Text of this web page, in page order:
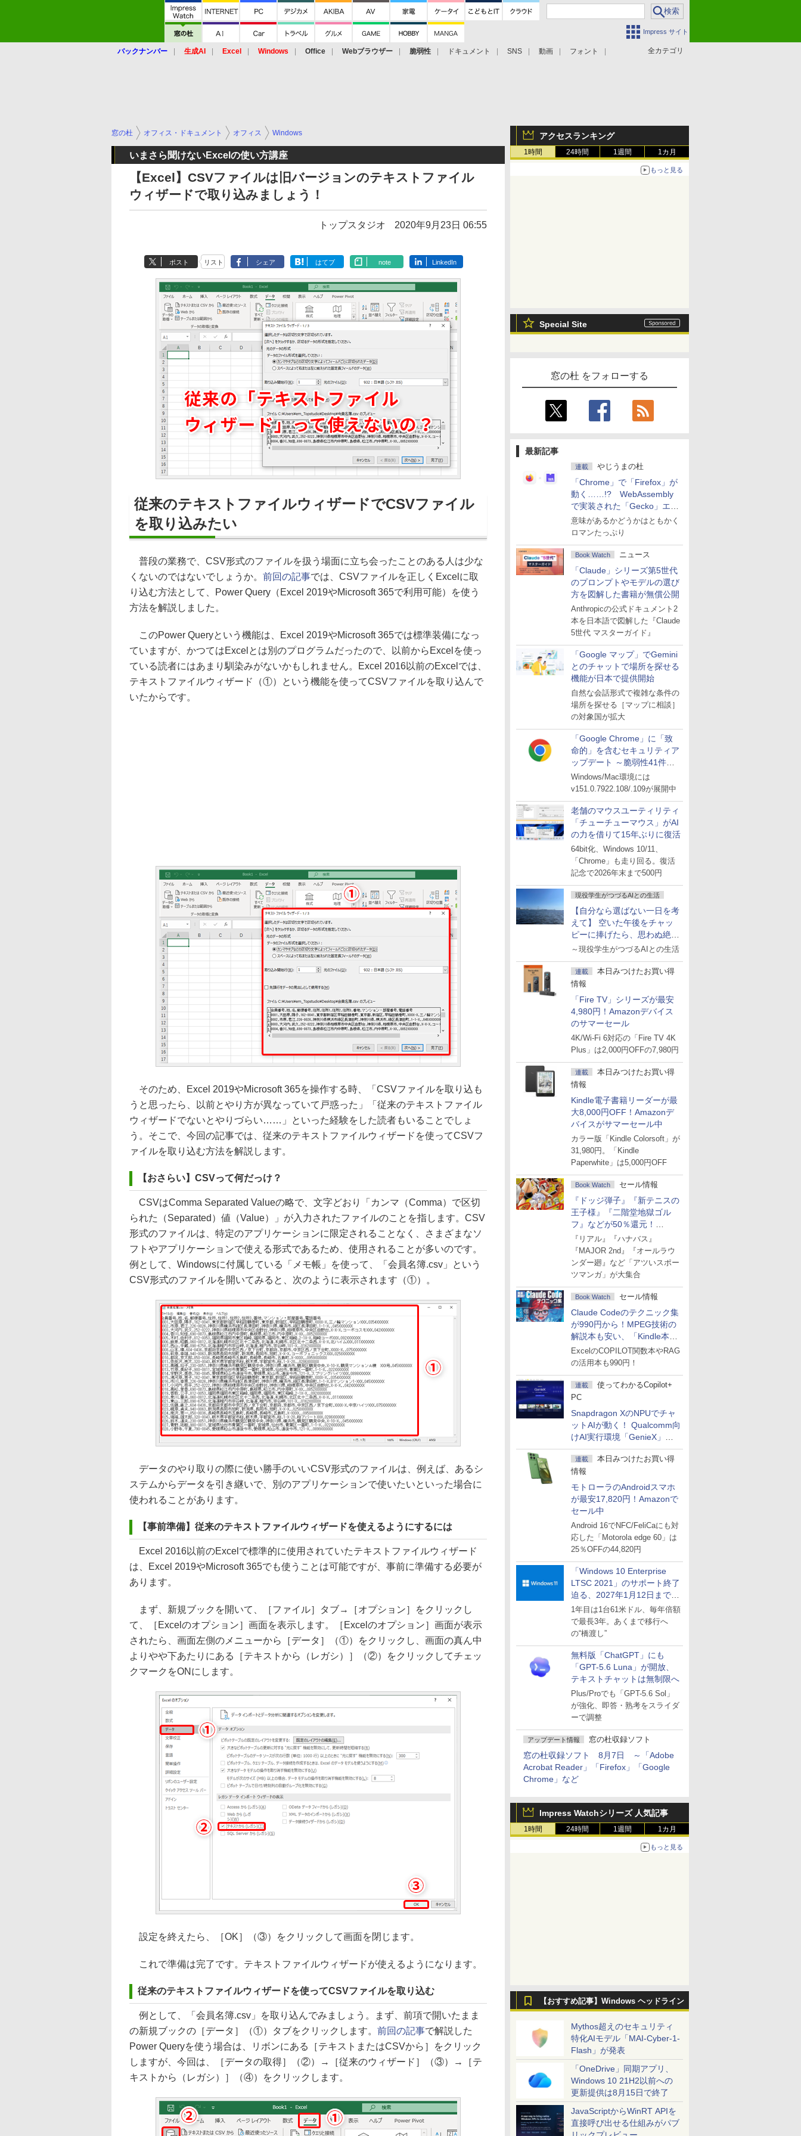
Impress サイト
全カテゴリ
バックナンバー 生成AI Excel Windows Office Webブラウザー 脆弱性 ドキュメント SNS 動画 フォント
アクセスランキング
1時間 24時間 1週間 1カ月
もっと見る
Special Site
窓の杜 をフォローする
最新記事
連載 やじうまの杜
「Chrome」で「Firefox」が
動く……!? WebAssembly
で実装された「Gecko」エン
ジン
意味があるかどうかはともかく
ロマンたっぷり
Book Watch ニュース
「Claude」シリーズ第5世代
のプロンプトやモデルの選び
方を図解した書籍が無償公開
Anthropicの公式ドキュメント2
本を日本語で図解した『Claude
5世代 マスターガイド』
「Google マップ」でGemini
とのチャットで場所を探せる
機能が日本で提供開始
自然な会話形式で複雑な条件の
場所を探せる［マップに相談］
の対象国が拡大
「Google Chrome」に「致
命的」を含むセキュリティア
ップデート ～脆弱性41件に
対処
Windows/Mac環境には
v151.0.7922.108/.109が展開中
老舗のマウスユーティリティ
「チューチューマウス」がAI
の力を借りて15年ぶりに復活
64bit化、Windows 10/11、
「Chrome」も走り回る。復活
記念で2026年末まで500円
現役学生がつづるAIとの生活
【自分なら選ばない一日を考
えて】 空いた午後をチャッ
ピーに捧げたら、思わぬ絶景
に出会った話
～現役学生がつづるAIとの生活
連載
本日みつけたお買い得
情報
「Fire TV」シリーズが最安
4,980円！Amazonデバイス
のサマーセール
4K/Wi-Fi 6対応の「Fire TV 4K
Plus」は2,000円OFFの7,980円
連載
本日みつけたお買い得
情報
Kindle電子書籍リーダーが最
大8,000円OFF！Amazonデ
バイスがサマーセール中
カラー版「Kindle Colorsoft」が
31,980円。「Kindle
Paperwhite」は5,000円OFF
Book Watch セール情報
『ドッジ弾子』『新テニスの
王子様』『二階堂地獄ゴル
フ』などが50％還元！
Amazonマンガ週末セール
『リアル』『ハナバス』
『MAJOR 2nd』『オールラウ
ンダー廻』など「アツいスポー
ツマンガ」が大集合
Book Watch セール情報
Claude Codeのテクニック集
が990円から！MPEG技術の
解説本も安い、「Kindle本サ
マーセール」第2弾開始！
ExcelのCOPILOT関数本やRAG
の活用本も990円！
連載
使ってわかるCopilot+
PC
Snapdragon XのNPUでチャ
ットAIが動く！ Qualcomm向
けAI実行環境「GenieX」を
試してみた
連載
本日みつけたお買い得
情報
モトローラのAndroidスマホ
が最安17,820円！Amazonで
セール中
Android 16でNFC/FeliCaにも対
応した「Motorola edge 60」は
25％OFFの44,820円
「Windows 10 Enterprise
LTSC 2021」のサポート終了
迫る、2027年1月12日まで
～ESUは9月1日から販売
1年目は1台61米ドル、毎年倍額
で最長3年。あくまで移行へ
の“橋渡し”
無料版「ChatGPT」にも
「GPT-5.6 Luna」が開放、
テキストチャットは無制限へ
Plus/Proでも「GPT-5.6 Sol」
が強化、即答・熟考をスライダ
ーで調整
アップデート情報 窓の杜収録ソフト
窓の杜収録ソフト 8月7日 ～「Adobe
Acrobat Reader」「Firefox」「Google
Chrome」など
Impress Watchシリーズ 人気記事
1時間 24時間 1週間 1カ月
もっと見る
【おすすめ記事】Windows ヘッドライン
Mythos超えのセキュリティ
特化AIモデル「MAI-Cyber-1-
Flash」が発表
「OneDrive」同期アプリ、
Windows 10 21H2以前への
更新提供は8月15日で終了
JavaScriptからWinRT APIを
直接呼び出せる仕組みがパブ
窓の杜 オフィス・ドキュメント オフィス Windows
いまさら聞けないExcelの使い方講座
【Excel】CSVファイルは旧バージョンのテキストファイル
ウィザードで取り込みましょう！
トップスタジオ 2020年9月23日 06:55
ポスト リスト シェア はてブ note LinkedIn
従来のテキストファイルウィザードでCSVファイル
を取り込みたい
普段の業務で、CSV形式のファイルを扱う場面に立ち会ったことのある人は少な
くないのではないでしょうか。 前回の記事では、CSVファイルを正しくExcelに取
り込む方法として、Power Query（Excel 2019やMicrosoft 365で利用可能）を使う
方法を解説しました。
このPower Queryという機能は、Excel 2019やMicrosoft 365では標準装備になっ
ていますが、かつてはExcelとは別のプログラムだったので、以前からExcelを使っ
ている読者にはあまり馴染みがないかもしれません。Excel 2016以前のExcelでは、
テキストファイルウィザード（①）という機能を使ってCSVファイルを取り込んで
いたからです。
そのため、Excel 2019やMicrosoft 365を操作する時、「CSVファイルを取り込も
うと思ったら、以前とやり方が異なっていて戸惑った」「従来のテキストファイル
ウィザードでないとやりづらい……」といった経験をした読者もいることでしょ
う。そこで、今回の記事では、従来のテキストファイルウィザードを使ってCSVフ
ァイルを取り込む方法を解説します。
【おさらい】CSVって何だっけ？
CSVはComma Separated Valueの略で、文字どおり「カンマ（Comma）で区切
られた（Separated）値（Value）」が入力されたファイルのことを指します。CSV
形式のファイルは、特定のアプリケーションに限定されることなく、さまざまなソ
フトやアプリケーションで使える形式であるため、使用されることが多いのです。
例として、Windowsに付属している「メモ帳」を使って、「会員名簿.csv」という
CSV形式のファイルを開いてみると、次のように表示されます（①）。
データのやり取りの際に使い勝手のいいCSV形式のファイルは、例えば、あるシ
ステムからデータを引き継いで、別のアプリケーションで使いたいといった場合に
使われることがあります。
【事前準備】従来のテキストファイルウィザードを使えるようにするには
Excel 2016以前のExcelで標準的に使用されていたテキストファイルウィザード
は、Excel 2019やMicrosoft 365でも使うことは可能ですが、事前に準備する必要が
あります。
まず、新規ブックを開いて、［ファイル］タブ→［オプション］をクリックし
て、［Excelのオプション］画面を表示します。［Excelのオプション］画面が表示
されたら、画面左側のメニューから［データ］（①）をクリックし、画面の真ん中
よりやや下あたりにある［テキストから（レガシ）］（②）をクリックしてチェッ
クマークをONにします。
設定を終えたら、［OK］（③）をクリックして画面を閉じます。
これで準備は完了です。テキストファイルウィザードが使えるようになります。
従来のテキストファイルウィザードを使ってCSVファイルを取り込む
例として、「会員名簿.csv」を取り込んでみましょう。まず、前項で開いたまま
の新規ブックの［データ］（①）タブをクリックします。 前回の記事で解説した
Power Queryを使う場合は、リボンにある［テキストまたはCSVから］をクリック
しますが、今回は、［データの取得］（②）→［従来のウィザード］（③）→［テ
キストから（レガシ）］（④）をクリックします。